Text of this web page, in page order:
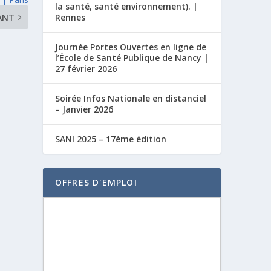
la santé, santé environnement). |
Rennes
Journée Portes Ouvertes en ligne de
l’École de Santé Publique de Nancy |
27 février 2026
Soirée Infos Nationale en distanciel
– Janvier 2026
SANI 2025 – 17ème édition
OFFRES D'EMPLOI